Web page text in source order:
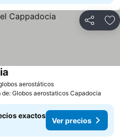
Compartir
aerostáticos
de: Globos aerostaticos Capadocia
exactos
Ver precios